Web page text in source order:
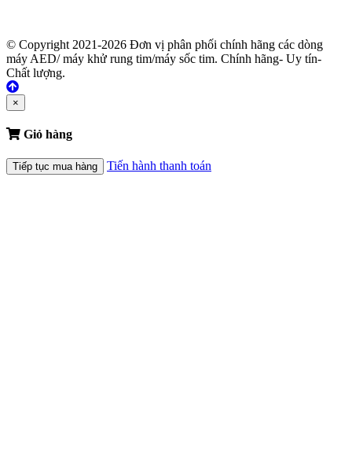
© Copyright 2021-2026 Đơn vị phân phối chính hãng các dòng
máy AED/ máy khử rung tim/máy sốc tim. Chính hãng- Uy tín-
Chất lượng.
×
Giỏ hàng
Tiếp tục mua hàng Tiến hành thanh toán